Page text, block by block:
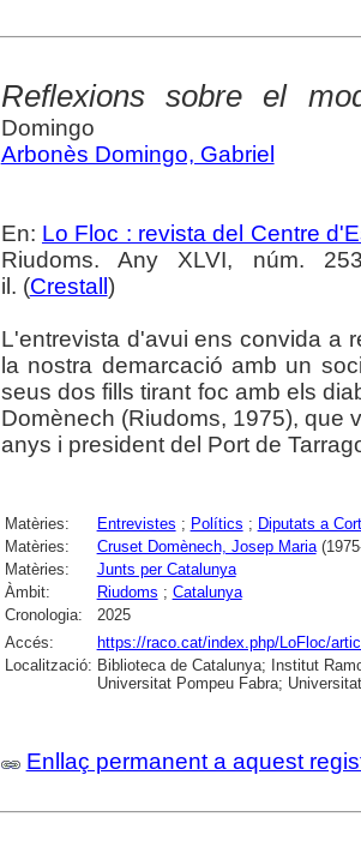
Reflexions sobre el
Domingo
Arbonès Domingo, Gabriel
En: Lo Floc : revista del Centre
Riudoms. Any XLVI, núm.
il. (Crestall)
L'entrevista d'avui ens convida a
la nostra demarcació amb un
seus dos fills tirant foc amb els
Domènech (Riudoms, 1975), que
anys i president del Port de
Matèries: Entrevistes ; Polítics ; Diputats a
Matèries:
Cruset Domènech, Josep Maria
Matèries:
Junts per Catalunya
Àmbit:
Riudoms ; Catalunya
Cronologia:
2025
Accés:
https://raco.cat/index.php/LoFloc/
Localització: Biblioteca de Catalunya; Institut
Universitat Pompeu Fabra;
Enllaç permanent a aquest